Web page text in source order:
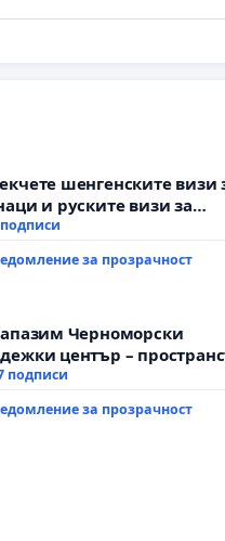
шенгенските визи
и руските визи за
за прозрачност
Черноморски
център –
на Варна
подписи
за прозрачност